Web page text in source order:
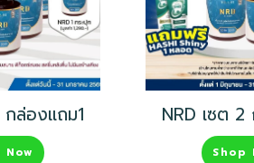
กล่องแถม1
Now
NRD เซต
Shop